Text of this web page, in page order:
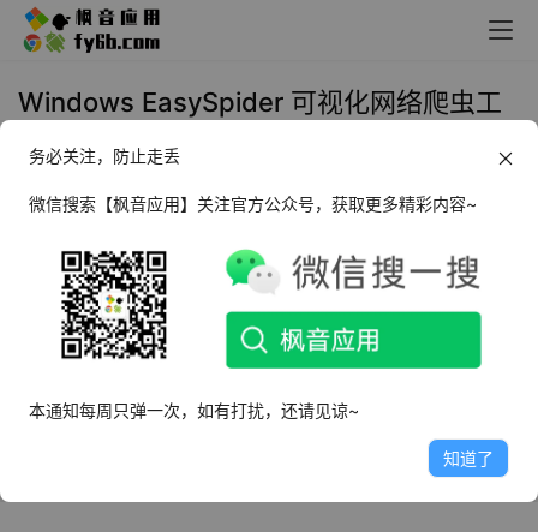
Windows EasySpider 可视化网络爬虫工
2024年11月11日 14:01 实用工具
软件介绍
EasySpider是一个 可视化爬虫软件，可以使用图形化界
面，无代码可视化的设计和执行爬虫任务。只需要在网页上
选择自己想要爬的内容并根据提示框操作即可完成爬虫设计
和执行。同时软件还可以单独以命令行的方式进行执行，从
务必关注，防止走丢
微信搜索【枫音应用】关注官方公众号，获取更多精彩内容~
本通知每周只弹一次，如有打扰，还请见谅~
知道了